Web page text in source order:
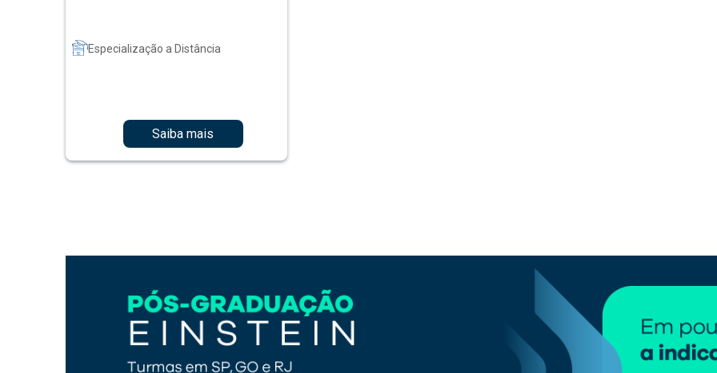
Especialização a Distância
Saiba mais